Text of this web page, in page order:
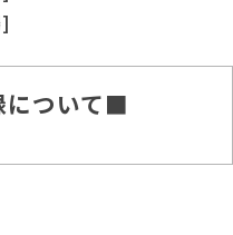
について■